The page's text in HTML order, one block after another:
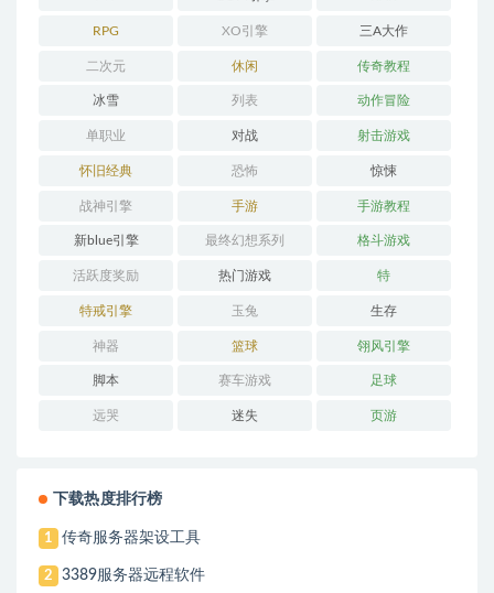
RPG XO引擎 三A大作
二次元 休闲 传奇教程
冰雪 列表 动作冒险
单职业 对战 射击游戏
怀旧经典 恐怖 惊悚
战神引擎 手游 手游教程
新blue引擎 最终幻想系列 格斗游戏
活跃度奖励 热门游戏 特
特戒引擎 玉兔 生存
神器 篮球 翎风引擎
脚本 赛车游戏 足球
远哭 迷失 页游
下载热度排行榜
1 传奇服务器架设工具
2 3389服务器远程软件